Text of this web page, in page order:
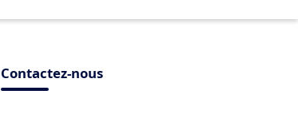
Contactez-nous